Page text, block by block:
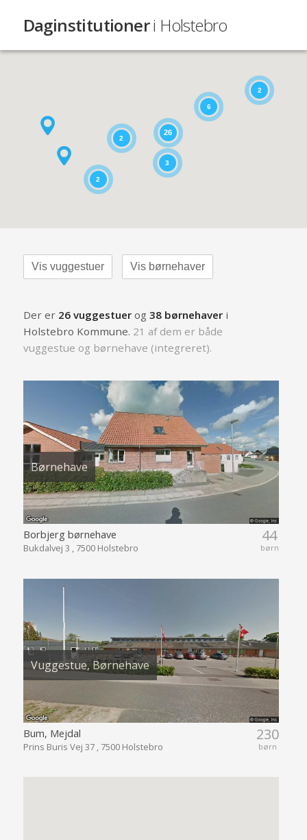
Daginstitutioneri Holstebro
26
6
2
3
2
2
Vis vuggestuer Vis børnehaver
Der er 26 vuggestuerog 38 børnehaveri
Holstebro Kommune. 21 af dem er både
vuggestue og børnehave (integreret).
Børnehave
44
børn
Borbjerg børnehave
Bukdalvej 3 , 7500 Holstebro
Vuggestue, Børnehave
230
børn
Bum, Mejdal
Prins Buris Vej 37 , 7500 Holstebro